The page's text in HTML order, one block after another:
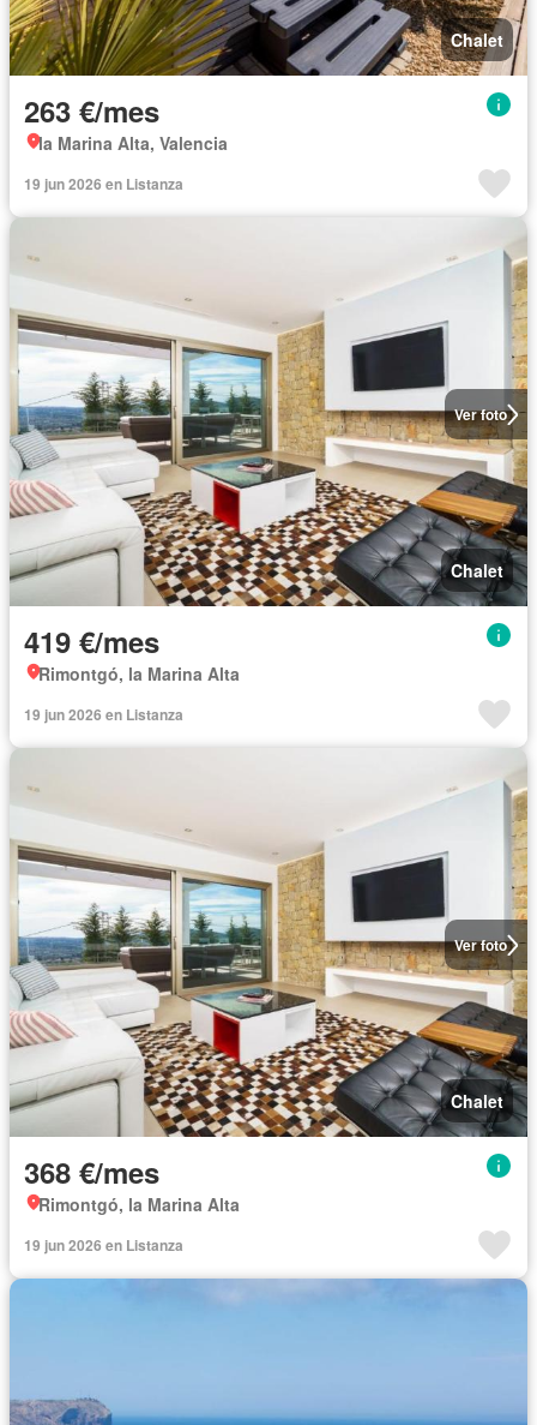
Chalet
263 €/mes
la Marina Alta, Valencia
19 jun 2026 en Listanza
Ver foto
Chalet
419 €/mes
Rimontgó, la Marina Alta
19 jun 2026 en Listanza
Ver foto
Chalet
368 €/mes
Rimontgó, la Marina Alta
19 jun 2026 en Listanza